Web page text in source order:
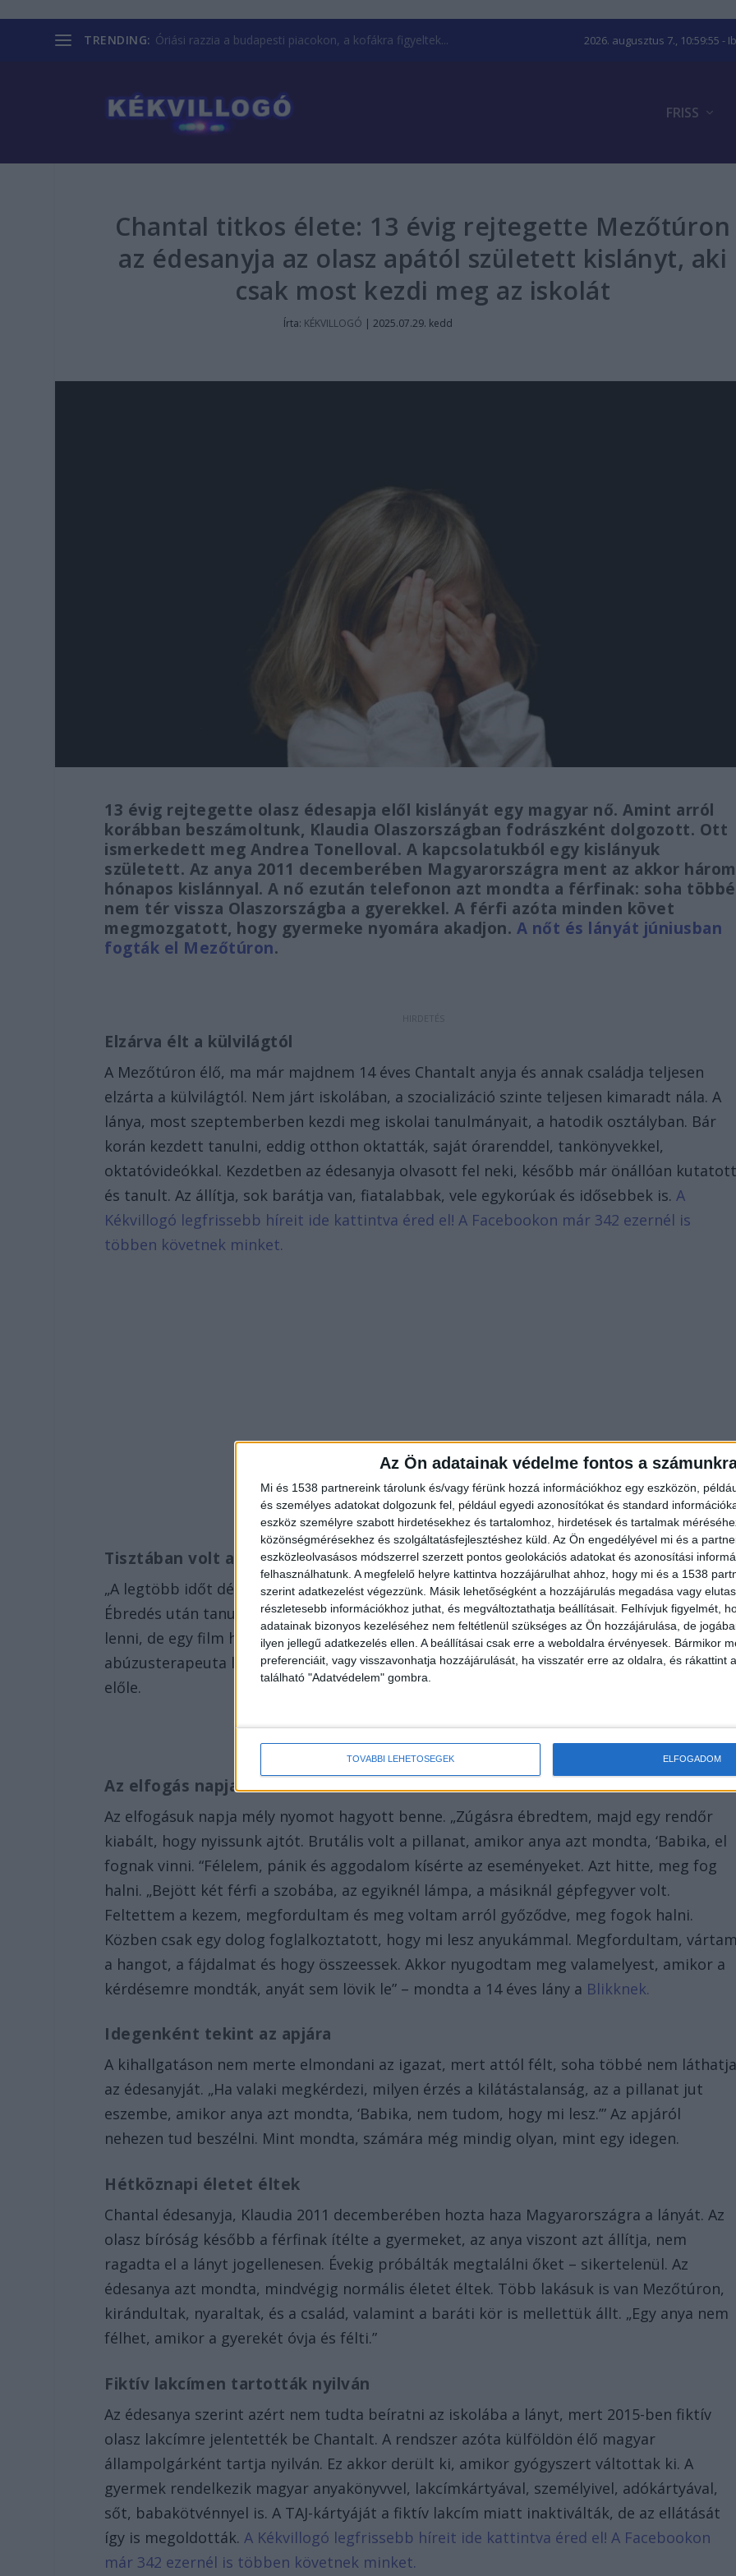
Az Ön adatainak védelme fontos a
Mi és 1538 partnereink tárolunk és/vagy férünk hozzá információkhoz egy eszközön,
és személyes adatokat dolgozunk fel, például egyedi azonosítókat és standard
eszköz személyre szabott hirdetésekhez és tartalomhoz, hirdetések és tartalmak
közönségmérésekhez és szolgáltatásfejlesztéshez küld. Az Ön engedélyével mi és a
eszközleolvasásos módszerrel szerzett pontos geolokációs adatokat és azonosítási
felhasználhatunk. A megfelelő helyre kattintva hozzájárulhat ahhoz, hogy mi és a 1538
szerint adatkezelést végezzünk. Másik lehetőségként a hozzájárulás megadása vagy
részletesebb információkhoz juthat, és megváltoztathatja beállításait. Felhívjuk figyelmét,
adatainak bizonyos kezeléséhez nem feltétlenül szükséges az Ön hozzájárulása, de
ilyen jellegű adatkezelés ellen. A beállításai csak erre a weboldalra érvényesek. Bármikor
preferenciáit, vagy visszavonhatja hozzájárulását, ha visszatér erre az oldalra, és rákattint
található "Adatvédelem" gombra.
TOVÁBBI LEHETŐSÉGEK ELFOGADOM
TRENDING: Óriási razzia a budapesti piacokon, a kofákra figyeltek... 2026. augusztus 7., 10:59:56 -
FRISS
Chantal titkos élete: 13 évig rejtegette Mezőtúron
az édesanyja az olasz apától született kislányt, aki
csak most kezdi meg az iskolát
Írta: KÉKVILLOGÓ |2025.07.29. kedd
13 évig rejtegette olasz édesapja elől kislányát egy magyar nő. Amint arról
korábban beszámoltunk, Klaudia Olaszországban fodrászként dolgozott. Ott
ismerkedett meg Andrea Tonelloval. A kapcsolatukból egy kislányuk
született. Az anya 2011 decemberében Magyarországra ment az akkor három
hónapos kislánnyal. A nő ezután telefonon azt mondta a férfinak: soha többé
nem tér vissza Olaszországba a gyerekkel. A férfi azóta minden követ
megmozgatott, hogy gyermeke nyomára akadjon. A nőt és lányát júniusban
fogták el Mezőtúron.
Elzárva élt a külvilágtól
A Mezőtúron élő, ma már majdnem 14 éves Chantalt anyja és annak családja teljesen
elzárta a külvilágtól. Nem járt iskolában, a szocializáció szinte teljesen kimaradt nála. A
lánya, most szeptemberben kezdi meg iskolai tanulmányait, a hatodik osztályban. Bár
korán kezdett tanulni, eddig otthon oktatták, saját órarenddel, tankönyvekkel,
oktatóvideókkal. Kezdetben az édesanyja olvasott fel neki, később már önállóan kutatott
és tanult. Az állítja, sok barátja van, fiatalabbak, vele egykorúak és idősebbek is. A
Kékvillogó legfrissebb híreit ide kattintva éred el! A Facebookon már 342 ezernél is
többen követnek minket.
Tisztában volt a helyzetével
„A legtöbb időt dédszüleim házában, illetve itt, a nagymamám lakásában töltöttük.
Ébredés után tanultunk, órarendem is volt.” Chantal korábban ügyvéd szeretett volna
lenni, de egy film hatására – ami a gyermekkereskedelemről szólt – úgy döntött,
abúzusterapeuta lenne. Azt mondja, tisztában volt a helyzetükkel, semmit sem titkoltak
előle.
Az elfogás napja
Az elfogásuk napja mély nyomot hagyott benne. „Zúgásra ébredtem, majd egy rendőr
kiabált, hogy nyissunk ajtót. Brutális volt a pillanat, amikor anya azt mondta, ‘Babika, el
fognak vinni. “Félelem, pánik és aggodalom kísérte az eseményeket. Azt hitte, meg fog
halni. „Bejött két férfi a szobába, az egyiknél lámpa, a másiknál gépfegyver volt.
Feltettem a kezem, megfordultam és meg voltam arról győződve, meg fogok halni.
Közben csak egy dolog foglalkoztatott, hogy mi lesz anyukámmal. Megfordultam, vártam
a hangot, a fájdalmat és hogy összeessek. Akkor nyugodtam meg valamelyest, amikor a
kérdésemre mondták, anyát sem lövik le” – mondta a 14 éves lány a Blikknek.
Idegenként tekint az apjára
A kihallgatáson nem merte elmondani az igazat, mert attól félt, soha többé nem láthatja
az édesanyját. „Ha valaki megkérdezi, milyen érzés a kilátástalanság, az a pillanat jut
eszembe, amikor anya azt mondta, ‘Babika, nem tudom, hogy mi lesz.’” Az apjáról
nehezen tud beszélni. Mint mondta, számára még mindig olyan, mint egy idegen.
Hétköznapi életet éltek
Chantal édesanyja, Klaudia 2011 decemberében hozta haza Magyarországra a lányát. Az
olasz bíróság később a férfinak ítélte a gyermeket, az anya viszont azt állítja, nem
ragadta el a lányt jogellenesen. Évekig próbálták megtalálni őket – sikertelenül. Az
édesanya azt mondta, mindvégig normális életet éltek. Több lakásuk is van Mezőtúron,
kirándultak, nyaraltak, és a család, valamint a baráti kör is mellettük állt. „Egy anya nem
félhet, amikor a gyerekét óvja és félti.”
Fiktív lakcímen tartották nyilván
Az édesanya szerint azért nem tudta beíratni az iskolába a lányt, mert 2015-ben fiktív
olasz lakcímre jelentették be Chantalt. A rendszer azóta külföldön élő magyar
állampolgárként tartja nyilván. Ez akkor derült ki, amikor gyógyszert váltottak ki. A
gyermek rendelkezik magyar anyakönyvvel, lakcímkártyával, személyivel, adókártyával,
sőt, babakötvénnyel is. A TAJ-kártyáját a fiktív lakcím miatt inaktiválták, de az ellátását
így is megoldották.A Kékvillogó legfrissebb híreit ide kattintva éred el! A Facebookon
már 342 ezernél is többen követnek minket.